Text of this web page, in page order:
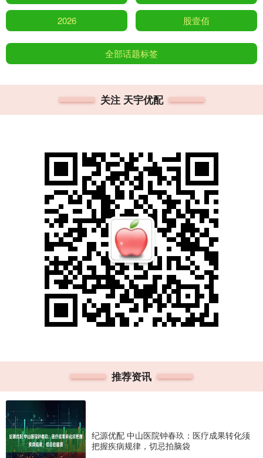
2026 股壹佰
全部话题标签
关注 天宇优配
推荐资讯
纪源优配 中山医院钟春玖：医疗成果转化须
把握疾病规律，切忌拍脑袋